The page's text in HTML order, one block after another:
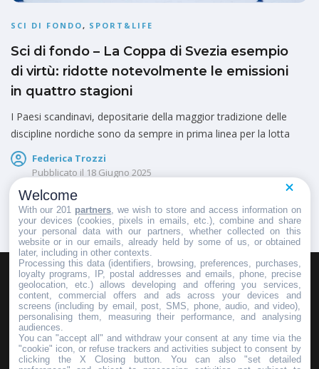
SCI DI FONDO, SPORT&LIFE
Sci di fondo – La Coppa di Svezia esempio
di virtù: ridotte notevolmente le emissioni
in quattro stagioni
I Paesi scandinavi, depositarie della maggior tradizione delle
discipline nordiche sono da sempre in prima linea per la lotta
Federica Trozzi
Pubblicato il 18 Giugno 2025
HOMEPAGEREDAZIONEINVIA UN COMUNICATO STAMPA
PUBBLICITÀSCRIVI AL DIRETTORE
Welcome
With our 201 partners , we wish to store and access information on
your devices (cookies, pixels in emails, etc.), combine and share
your personal data with our partners, whether collected on this
website or in our emails, already held by some of us, or obtained
later, including in other contexts.
Processing this data (identifiers, browsing, preferences, purchases,
loyalty programs, IP, postal addresses and emails, phone, precise
geolocation, etc.) allows developing and offering you services,
content, commercial offers and ads across your devices and
screens (including by email, post, SMS, phone, audio, and video),
personalising them, measuring their performance, and analysing
audiences.
You can "accept all" and withdraw your consent at any time via the
"cookie" icon, or refuse trackers and activities subject to consent by
clicking the X Closing button. You can also "set detailed